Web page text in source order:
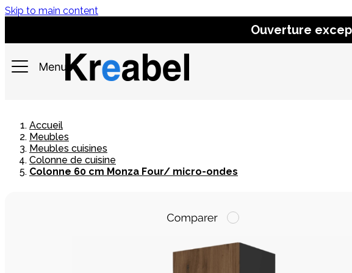
Skip to main content
Ouverture
Accueil
Meubles
Meubles cuisines
Colonne de cuisine
Colonne 60 cm Monza Four/ micro-ondes